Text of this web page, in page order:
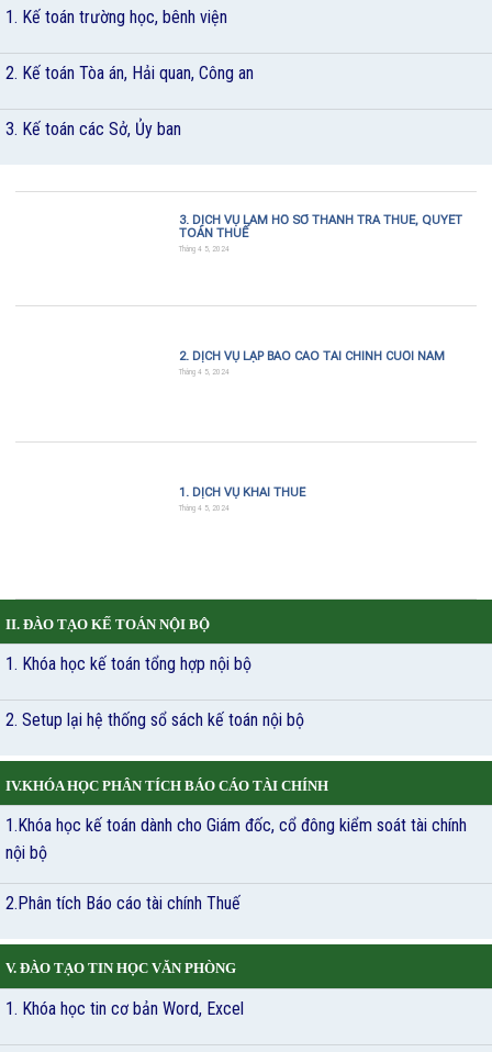
1. Kế toán trường học, bênh viện
2. Kế toán Tòa án, Hải quan, Công an
3. Kế toán các Sở, Ủy ban
3. DỊCH VỤ LÀM HỒ SƠ THANH TRA THUẾ, QUYẾT
TOÁN THUẾ
Tháng 4 5, 2024
2. DỊCH VỤ LẬP BÁO CÁO TÀI CHÍNH CUỐI NĂM
Tháng 4 5, 2024
1. DỊCH VỤ KHAI THUẾ
Tháng 4 5, 2024
II. ĐÀO TẠO KẾ TOÁN NỘI BỘ
1. Khóa học kế toán tổng hợp nội bộ
2. Setup lại hệ thống sổ sách kế toán nội bộ
IV.KHÓA HỌC PHÂN TÍCH BÁO CÁO TÀI CHÍNH
1.Khóa học kế toán dành cho Giám đốc, cổ đông kiểm soát tài chính
nội bộ
2.Phân tích Báo cáo tài chính Thuế
V. ĐÀO TẠO TIN HỌC VĂN PHÒNG
1. Khóa học tin cơ bản Word, Excel